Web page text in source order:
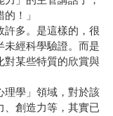
！」
多。是這樣的，很
未經科學驗證。而是
對某些特質的欣賞與
學」領域，對於該
、創造力等，其實已